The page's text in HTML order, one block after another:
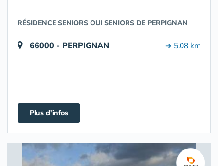
RÉSIDENCE SENIORS OUI SENIORS DE PERPIGNAN
66000 - PERPIGNAN ➔ 5.08 km
Plus d'infos